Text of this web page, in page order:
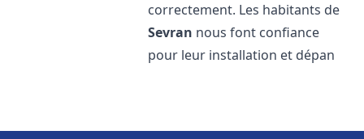
correctement. Les habitants de
Sevran nous font confiance
pour leur installation et dépan